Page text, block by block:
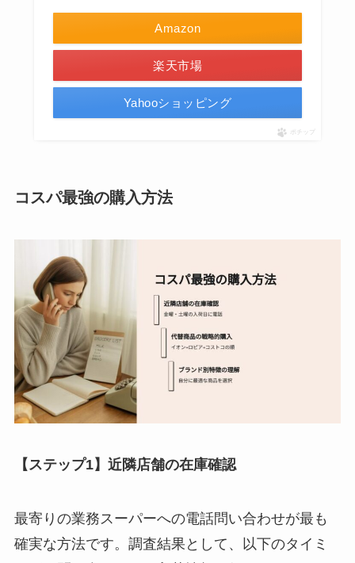
Amazon
楽天市場
Yahooショッピング
ポチップ
コスパ最強の購入方法
【ステップ1】近隣店舗の在庫確認
最寄りの業務スーパーへの電話問い合わせが最も
確実な方法です。調査結果として、以下のタイミ